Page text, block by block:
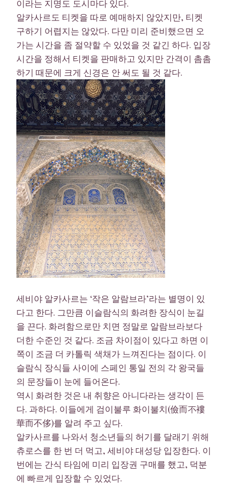
이라는 지명도 도시마다 있다.
알카사르도 티켓을 따로 예매하지 않았지만, 티켓
구하기 어렵지는 않았다. 다만 미리 준비했으면 오
가는 시간을 좀 절약할 수 있었을 것 같긴 하다. 입장
시간을 정해서 티켓을 판매하고 있지만 간격이 촘촘
하기 때문에 크게 신경은 안 써도 될 것 같다.
세비야 알카사르는 ‘작은 알람브라’라는 별명이 있
다고 한다. 그만큼 이슬람식의 화려한 장식이 눈길
을 끈다. 화려함으로만 치면 정말로 알람브라보다
더한 수준인 것 같다. 조금 차이점이 있다고 하면 이
쪽이 조금 더 카톨릭 색채가 느껴진다는 점이다. 이
슬람식 장식들 사이에 스페인 통일 전의 각 왕국들
의 문장들이 눈에 들어온다.
역시 화려한 것은 내 취향은 아니다라는 생각이 든
다. 과하다. 이들에게 검이불루 화이불치(儉而不褸
華而不侈)를 알려 주고 싶다.
알카사르를 나와서 청소년들의 허기를 달래기 위해
츄로스를 한 번 더 먹고, 세비야 대성당 입장한다. 이
번에는 간식 타임에 미리 입장권 구매를 했고, 덕분
에 빠르게 입장할 수 있었다.